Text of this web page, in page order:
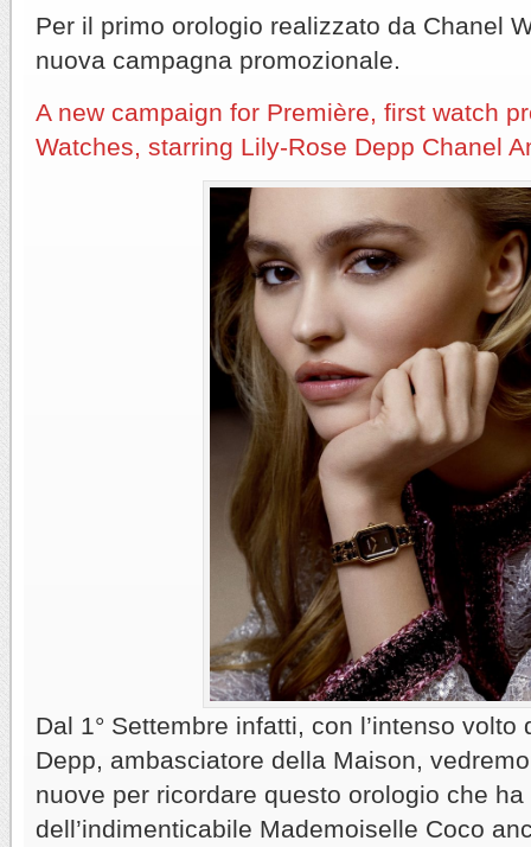
Per il primo orologio realizzato da Chanel
nuova campagna promozionale.
A new campaign for Première, first watch
Watches, starring Lily-Rose Depp Chanel
Dal 1° Settembre infatti, con l’intenso volto
Depp, ambasciatore della Maison,
nuove per ricordare questo orologio che
dell’indimenticabile Mademoiselle Coco